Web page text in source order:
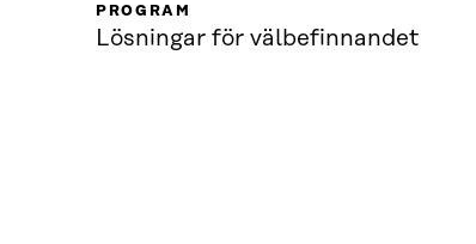
PROGRAM
Lösningar för välbefinnandet